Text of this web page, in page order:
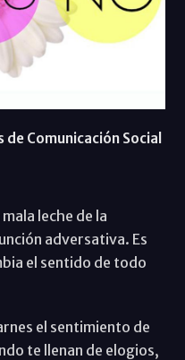
Comunicación Social
leche de la
adversativa. Es
el sentido de todo
el sentimiento de
te llenan de elogios,